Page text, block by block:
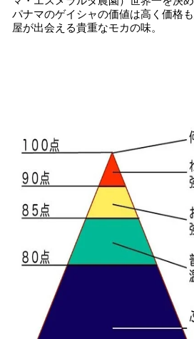
パナマのゲイシャの価値は高く価格
屋が出会える貴重なモカの味。